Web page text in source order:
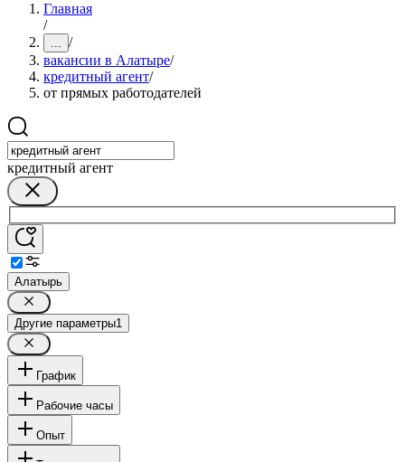
Главная
/
... /
вакансии в Алатыре/
кредитный агент/
от прямых работодателей
кредитный агент
Алатырь
Другие параметры1
График
Рабочие часы
Опыт